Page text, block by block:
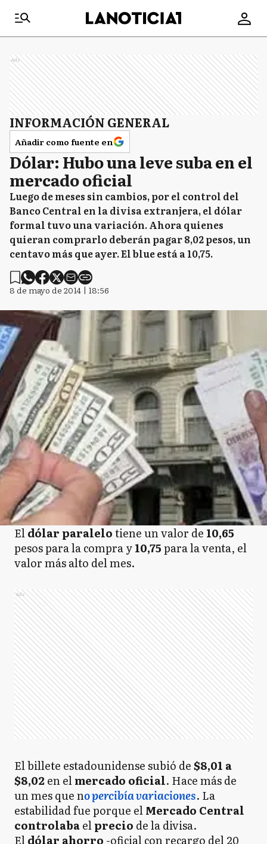
Ads
INFORMACIÓN GENERAL
Añadir como fuente en
Dólar: Hubo una leve suba en el
mercado oficial
Luego de meses sin cambios, por el control del
Banco Central en la divisa extranjera, el dólar
formal tuvo una variación. Ahora quienes
quieran comprarlo deberán pagar 8,02 pesos, un
centavo más que ayer. El blue está a 10,75.
8 de mayo de 2014 | 18:56
Eldólar paralelotiene un valor de 10,65
pesos para la compra y10,75para la venta, el
valor más alto del mes.
Ads
El billete estadounidense subió de$8,01 a
$8,02en elmercado oficial. Hace más de
un mes que no percibía variaciones. La
estabilidad fue porque elMercado Central
controlabaelprecio de la divisa.
Eldólar ahorro -oficial con recargo del 20